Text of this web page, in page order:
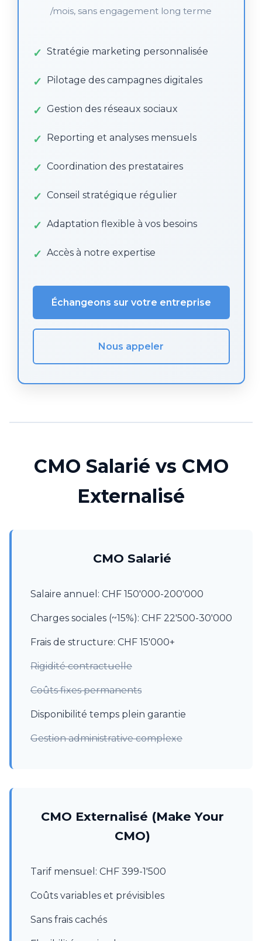
/mois, sans engagement long terme
Stratégie marketing personnalisée
Pilotage des campagnes digitales
Gestion des réseaux sociaux
Reporting et analyses mensuels
Coordination des prestataires
Conseil stratégique régulier
Adaptation flexible à vos besoins
Accès à notre expertise
Échangeons sur votre entreprise
Nous appeler
CMO Salarié vs CMO
Externalisé
CMO Salarié
Salaire annuel: CHF 150'000-200'000
Charges sociales (~15%): CHF 22'500-30'000
Frais de structure: CHF 15'000+
Rigidité contractuelle
Coûts fixes permanents
Disponibilité temps plein garantie
Gestion administrative complexe
CMO Externalisé (Make Your
CMO)
Tarif mensuel: CHF 399-1'500
Coûts variables et prévisibles
Sans frais cachés